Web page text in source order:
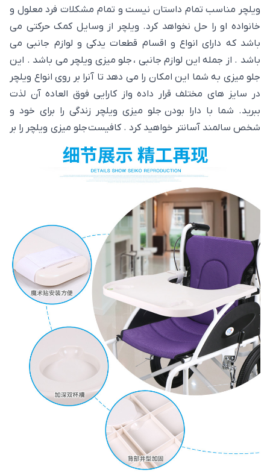
ویلچر مناسب تمام داستان نیست و تمام مشکلات فرد معلول و
خانواده او را حل نخواهد کرد. ویلچر از وسایل کمک حرکتی می
باشد که دارای انواع و اقسام قطعات یدکی و لوازم جانبی می
باشد . از جمله این لوازم جانبی ، جلو میزی ویلچر می باشد . این
جلو میزی به شما این امکان را می دهد تا آنرا بر روی انواع ویلچر
در سایز های مختلف قرار داده واز کارایی فوق العاده آن لذت
ببرید. شما با دارا بودن جلو میزی ویلچر زندگی را برای خود و
شخص سالمند آسانتر خواهید کرد . کافیست جلو میزی ویلچر را بر
روی ویلچر خود نصب کنید با خیال راحت بر روی آن غذا بخورید ،
لپ تاب خود را بر روی آن گذاشته ، مطالعه کنید و یا به نوشتن
مطلبی مشغول شوید . میز جلوی ویلچر طوری طراحی شده است
باشد .